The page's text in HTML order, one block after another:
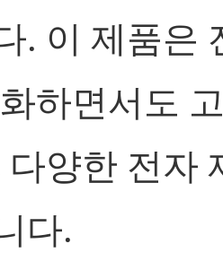
. 이 제품은
하면서도
양한 전자
다.